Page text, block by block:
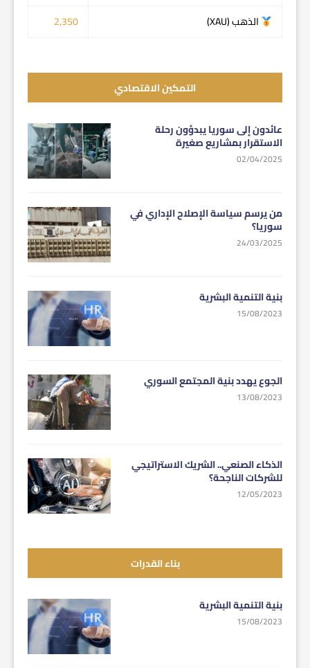
الذهب (XAU) 2,350
التمكين الاقتصادي
عائدون إلى سوريا يبدؤون رحلة
الاستقرار بمشاريع صغيرة
02/04/2025
من يرسم سياسة الإصلاح الإداري في
سوريا؟
24/03/2025
بنية التنمية البشرية
15/08/2023
الجوع يهدد بنية المجتمع السوري
13/08/2023
الذكاء الصنعي.. الشريك الاستراتيجي
للشركات الناجحة؟
12/05/2023
بناء القدرات
بنية التنمية البشرية
15/08/2023